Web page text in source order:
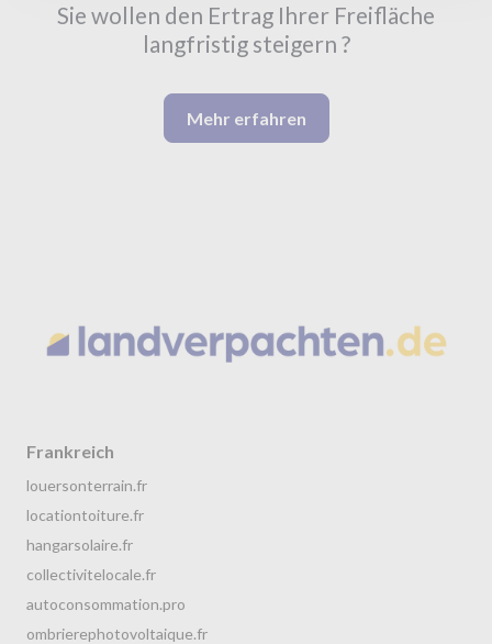
Sie wollen den Ertrag Ihrer Freifläche
langfristig steigern ?
Mehr erfahren
Frankreich
louersonterrain.fr
locationtoiture.fr
hangarsolaire.fr
collectivitelocale.fr
autoconsommation.pro
ombrierephotovoltaique.fr